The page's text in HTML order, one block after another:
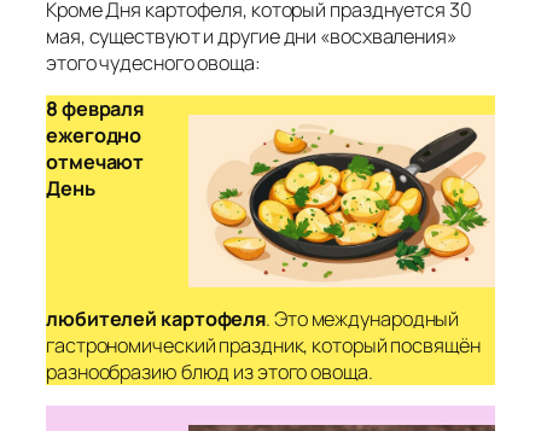
Кроме Дня картофеля, который празднуется 30
мая, существуют и другиедни «восхваления»
этого чудесного овоща:
8 февраля
ежегодно
отмечают
День
любителей картофеля. Это международный
гастрономический праздник, который посвящён
разнообразию блюд из этого овоща.